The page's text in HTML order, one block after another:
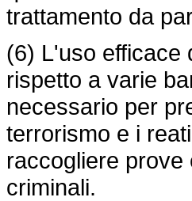
trattamento da
(6) L'uso efficace
rispetto a varie
necessario per
terrorismo e i
raccogliere
criminali.